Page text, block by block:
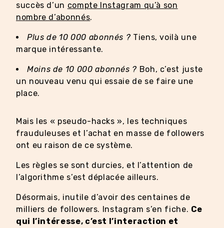
succès d’un compte Instagram qu’à son
nombre d’abonnés.
Plus de 10 000 abonnés ? Tiens, voilà une
marque intéressante.
Moins de 10 000 abonnés ? Boh, c’est juste
un nouveau venu qui essaie de se faire une
place.
Mais les « pseudo-hacks », les techniques
frauduleuses et l’achat en masse de followers
ont eu raison de ce système.
Les règles se sont durcies, et l’attention de
l’algorithme s’est déplacée ailleurs.
Désormais, inutile d’avoir des centaines de
milliers de followers. Instagram s’en fiche. Ce
qui l’intéresse, c’est l’interaction et